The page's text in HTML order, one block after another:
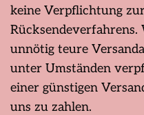
keine Verpflichtung
Rücksendeverfahrens.
unnötig teure
unter Umständen
einer günstigen
uns zu zahlen.